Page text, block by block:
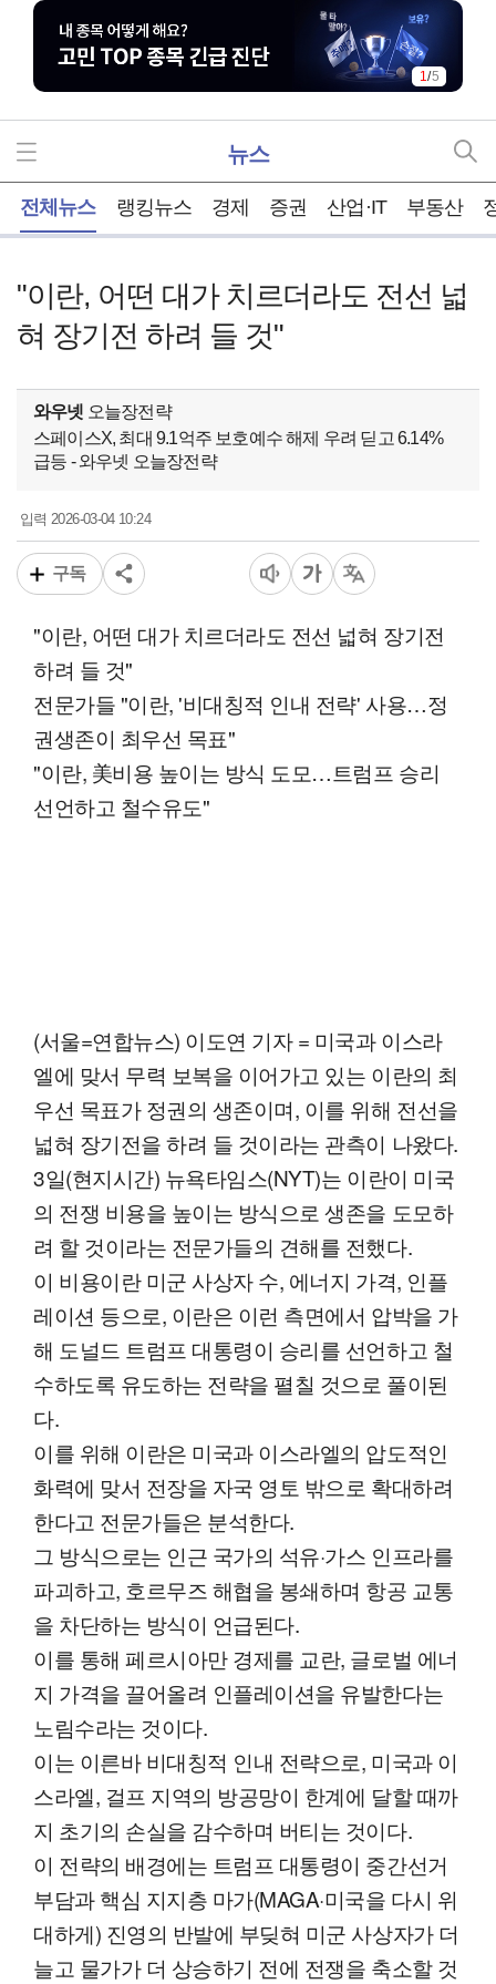
1/5
뉴스
전체뉴스 랭킹뉴스 경제 증권 산업·IT 부동산
"이란, 어떤 대가 치르더라도 전선 넓
혀 장기전 하려 들 것"
와우넷 오늘장전략
스페이스X, 최대 9.1억주 보호예수 해제 우려 딛고 6.14%
급등 - 와우넷 오늘장전략
입력2026-03-04 10:24
구독
"이란, 어떤 대가 치르더라도 전선 넓혀 장기전
하려 들 것"
전문가들 "이란, '비대칭적 인내 전략' 사용…정
권생존이 최우선 목표"
"이란, 美비용 높이는 방식 도모…트럼프 승리
선언하고 철수유도"
(서울=연합뉴스) 이도연 기자 = 미국과 이스라
엘에 맞서 무력 보복을 이어가고 있는 이란의 최
우선 목표가 정권의 생존이며, 이를 위해 전선을
넓혀 장기전을 하려 들 것이라는 관측이 나왔다.
3일(현지시간) 뉴욕타임스(NYT)는 이란이 미국
의 전쟁 비용을 높이는 방식으로 생존을 도모하
려 할 것이라는 전문가들의 견해를 전했다.
이 비용이란 미군 사상자 수, 에너지 가격, 인플
레이션 등으로, 이란은 이런 측면에서 압박을 가
해 도널드 트럼프 대통령이 승리를 선언하고 철
수하도록 유도하는 전략을 펼칠 것으로 풀이된
다.
이를 위해 이란은 미국과 이스라엘의 압도적인
화력에 맞서 전장을 자국 영토 밖으로 확대하려
한다고 전문가들은 분석한다.
그 방식으로는 인근 국가의 석유·가스 인프라를
파괴하고, 호르무즈 해협을 봉쇄하며 항공 교통
을 차단하는 방식이 언급된다.
이를 통해 페르시아만 경제를 교란, 글로벌 에너
지 가격을 끌어올려 인플레이션을 유발한다는
노림수라는 것이다.
이는 이른바 비대칭적 인내 전략으로, 미국과 이
스라엘, 걸프 지역의 방공망이 한계에 달할 때까
지 초기의 손실을 감수하며 버티는 것이다.
이 전략의 배경에는 트럼프 대통령이 중간선거
부담과 핵심 지지층 마가(MAGA·미국을 다시 위
대하게) 진영의 반발에 부딪혀 미군 사상자가 더
늘고 물가가 더 상승하기 전에 전쟁을 축소할 것